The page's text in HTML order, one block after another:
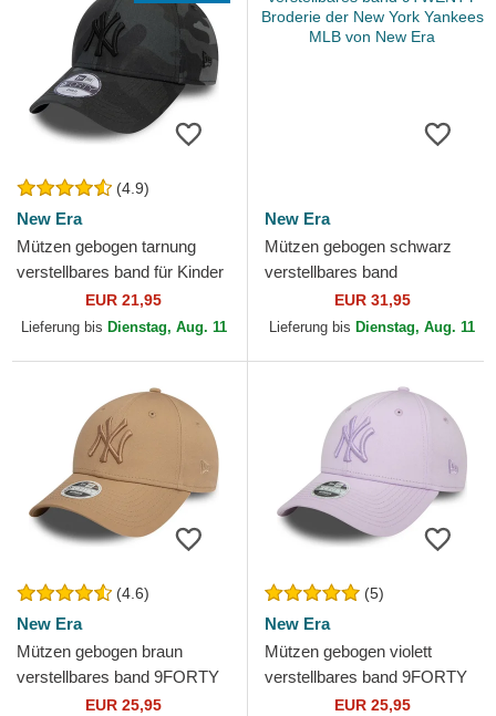
(4.9)
New Era
Mützen gebogen tarnung
verstellbares band für Kinder
9FORTY League Essential
der New York Yankees...
EUR 21,95
Lieferung bis Dienstag, Aug. 11
New Era
Mützen gebogen schwarz
verstellbares band
9TWENTY Broderie der New
York Yankees MLB von New
EUR 31,95
Lieferung bis Dienstag, Aug. 11
(4.6)
New Era
Mützen gebogen braun
verstellbares band 9FORTY
League Essential der New
EUR 25,95
(5)
New Era
Mützen gebogen violett
verstellbares band 9FORTY
League Essential der New
EUR 25,95